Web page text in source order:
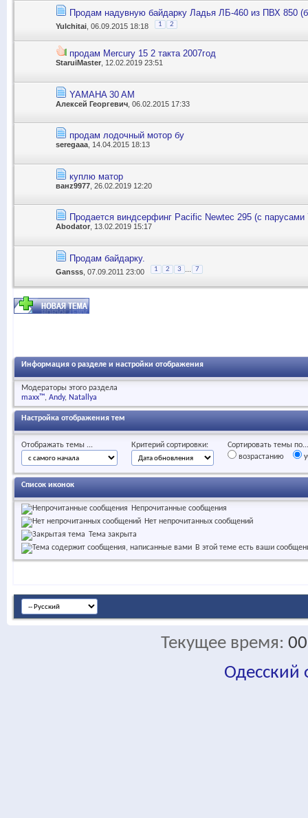
Продам надувную байдарку Ладья ЛБ-460 из ПВХ 850
Yulchitai , 06.09.2015 18:18 1 2
продам Mercury 15 2 такта 2007год
StaruiMaster , 12.02.2019 23:51
YAMAHA 30 AM
Алексей Георгевич , 06.02.2015 17:33
продам лодочный мотор бу
seregaaa , 14.04.2015 18:13
куплю матор
ванz9977 , 26.02.2019 12:20
Продается виндсерфинг Pacific Newtec 295 (с парусами
Abodator , 13.02.2019 15:17
Продам байдарку.
Gansss , 07.09.2011 23:00 1 2 3 7
Информация о разделе и настройки отображения
Модераторы этого раздела
maxx™ Andy Natallya
Настройка отображения тем
Отображать темы ... Критерий сортировки:
Сортировать темы по...
возрастанию
Список иконок
Непрочитанные сообщения
Нет непрочитанных сообщений
Тема закрыта
В этой теме есть ваши
Текущее время:
Одесский